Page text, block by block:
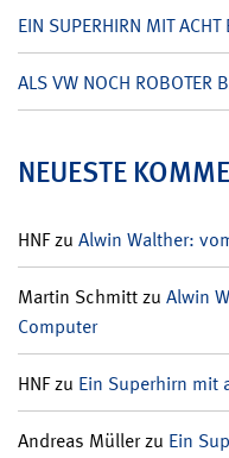
EIN SUPERHIRN MIT ACHT
ALS VW NOCH ROBOTER
NEUESTE
HNFzu Alwin Walther:
Martin Schmittzu Alwin
Computer
HNFzu Ein Superhirn mit
Andreas Müllerzu Ein